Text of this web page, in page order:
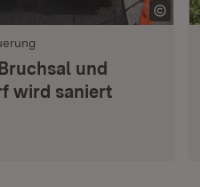
und
wird saniert